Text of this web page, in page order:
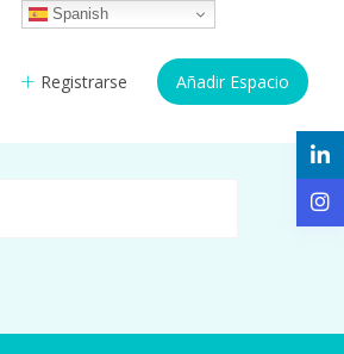
Registrarse Añadir Espacio
Spanish